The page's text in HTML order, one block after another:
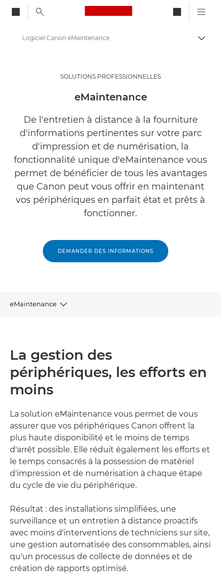
Canon Logo, back to
Solutions et services
Produits professionnels
Logiciel Canon eMaintenance
SOLUTIONS PROFESSIONNELLES
eMaintenance
De l'entretien à distance à la fourniture
d'informations pertinentes sur votre parc
d'impression et de numérisation, la
fonctionnalité unique d'eMaintenance vous
permet de bénéficier de tous les avantages
que Canon peut vous offrir en maintenant
vos périphériques en parfait état et prêts à
fonctionner.
DEMANDER DES INFORMATIONS
eMaintenance
AVANTAGES
CYCLE DE VIE DE LA LIVRAISON
SOLUTIONS CONNEXES
La gestion des
périphériques, les efforts en
moins
La solution eMaintenance vous permet de vous
assurer que vos périphériques Canon offrent la
plus haute disponibilité et le moins de temps
d'arrêt possible. Elle réduit également les efforts et
le temps consacrés à la possession de matériel
d'impression et de numérisation à chaque étape
du cycle de vie du périphérique.
Résultat : des installations simplifiées, une
surveillance et un entretien à distance proactifs
avec moins d'interventions de techniciens sur site,
une gestion automatisée des consommables, ainsi
qu'un processus de collecte de données et de
création de rapports optimisé.